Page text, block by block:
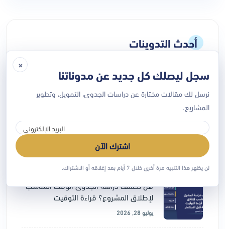
أحدث التدوينات
مشاريع صغيرة ناجحة للشباب في السعودية:
15 فكرة مع تقدير
أغسطس 06, 2026
مشروع دخله اليومي 1000 ريال للنساء:
أفكار منزلية وتجارية قابلة
أغسطس 06, 2026
هل تكشف دراسة الجدوى الوقت المناسب
لإطلاق المشروع؟ قراءة التوقيت
يوليو 28, 2026
×
سجل ليصلك كل جديد عن مدوناتنا
نرسل لك مقالات مختارة عن دراسات الجدوى، التمويل، وتطوير
المشاريع.
اشترك الآن
لن يظهر هذا التنبيه مرة أخرى خلال 7 أيام بعد إغلاقه أو الاشتراك.